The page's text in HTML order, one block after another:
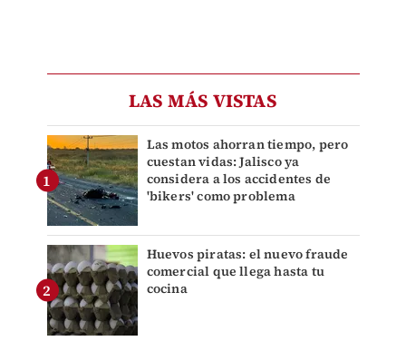
LAS MÁS VISTAS
Las motos ahorran tiempo, pero
cuestan vidas: Jalisco ya
considera a los accidentes de
'bikers' como problema
Huevos piratas: el nuevo fraude
comercial que llega hasta tu
cocina